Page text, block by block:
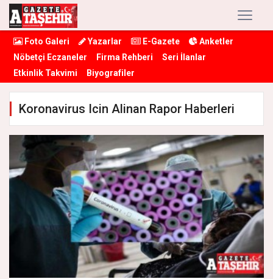
Foto Galeri Yazarlar E-Gazete
Anketler
Nöbetçi Eczaneler
Firma Rehberi
Seri İlanlar
Etkinlik Takvimi
Biyografiler
Koronavirus Icin Alinan Rapor Haberleri